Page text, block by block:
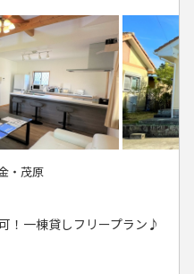
・茂原
！一棟貸しフリープラン♪